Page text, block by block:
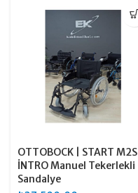
OTTOBOCK | START M2S
İNTRO Manuel Tekerlekli
Sandalye